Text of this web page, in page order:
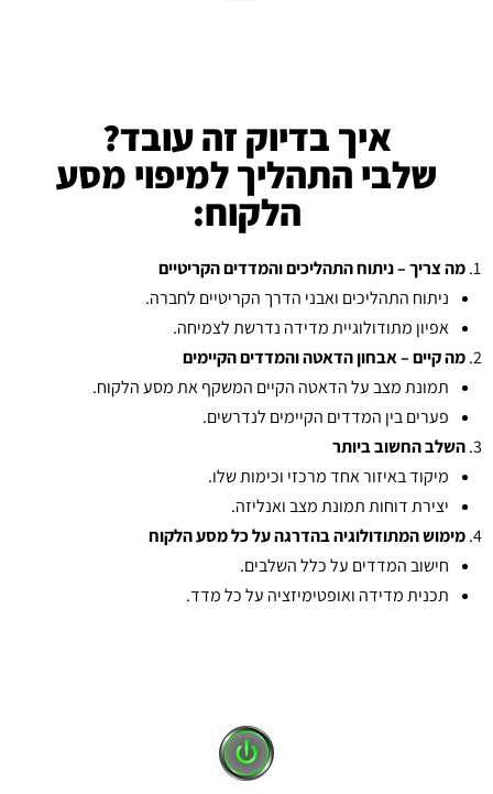
איך בדיוק זה עובד?
שלבי התהליך למיפוי מסע
הלקוח:
מה צריך – ניתוח התהליכים והמדדים הקריטיים
ניתוח התהליכים ואבני הדרך הקריטיים לחברה.
אפיון מתודולוגיית מדידה נדרשת לצמיחה.
מה קיים – אבחון הדאטה והמדדים הקיימים
תמונת מצב על הדאטה הקיים המשקף את מסע הלקוח.
פערים בין המדדים הקיימים לנדרשים.
השלב החשוב ביותר
מיקוד באיזור אחד מרכזי וכימות שלו.
יצירת דוחות תמונת מצב ואנליזה.
מימוש המתודולוגיה בהדרגה על כל מסע הלקוח
חישוב המדדים על כלל השלבים.
תכנית מדידה ואופטימיזציה על כל מדד.